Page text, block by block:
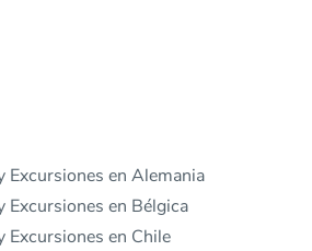
Excursiones en Alemania
Excursiones en Bélgica
Excursiones en Chile